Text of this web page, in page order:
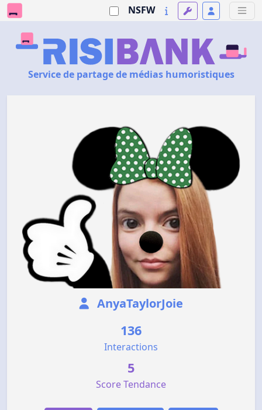
NSFW
Service de partage de médias humoristiques
AnyaTaylorJoie
136
Interactions
5
Score Tendance